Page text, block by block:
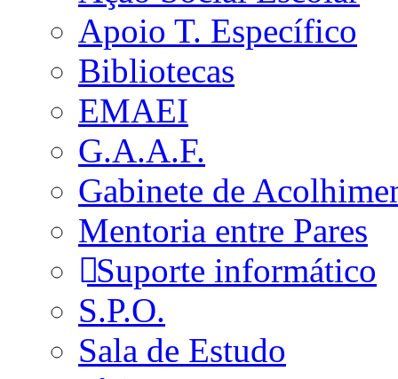
Apoio T. Específico
Bibliotecas
EMAEI
G.A.A.F.
Gabinete de
Mentoria entre Pares
Suporte informático
S.P.O.
Sala de Estudo